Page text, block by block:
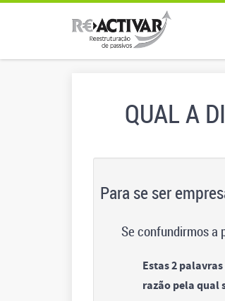
QUAL A
Para se ser
Se confundirmos a
Estas 2
razão pela qual